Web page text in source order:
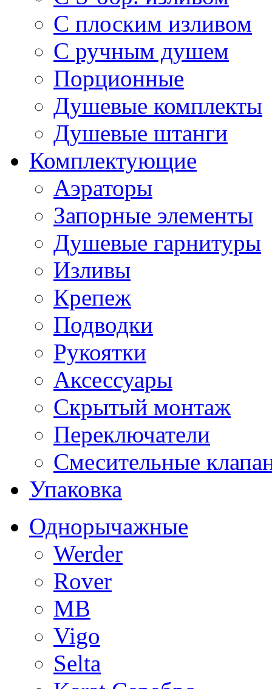
С плоским изливом
С ручным душем
Порционные
Душевые комплекты
Душевые штанги
Комплектующие
Аэраторы
Запорные элементы
Душевые гарнитуры
Изливы
Крепеж
Подводки
Рукоятки
Аксессуары
Скрытый монтаж
Переключатели
Смесительные
Упаковка
Однорычажные
Werder
Rover
MB
Vigo
Selta